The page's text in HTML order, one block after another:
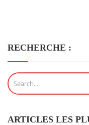
RECHERCHE :
ARTICLES LES